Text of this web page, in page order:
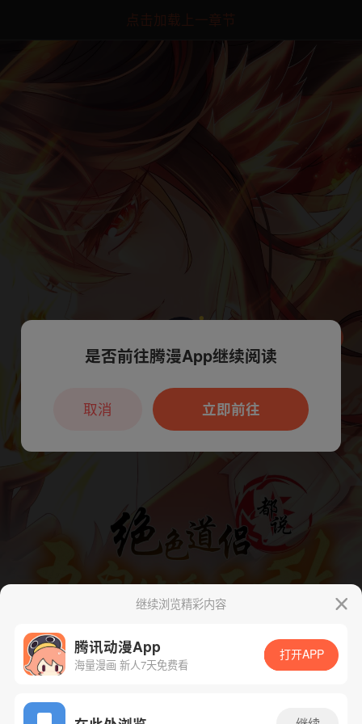
点击加载上一章节
App免费看
继续浏览精彩内容
腾讯动漫App
海量漫画 新人7天免费看
打开APP
本章节仅支持App阅读，可打开App新用
户7天免费看
是否前往腾漫App继续阅读
立即前往
取消